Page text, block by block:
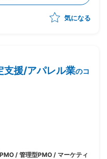
気になる
支援/アパレル業のコ
/ 管理型PMO / マーケティ